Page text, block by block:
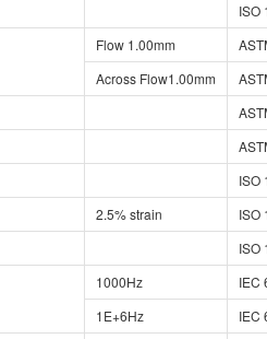
ISO
Flow 1.00mm
Across Flow1.00mm
ISO
2.5% strain ISO
ISO
1000Hz IEC
1E+6Hz
IEC